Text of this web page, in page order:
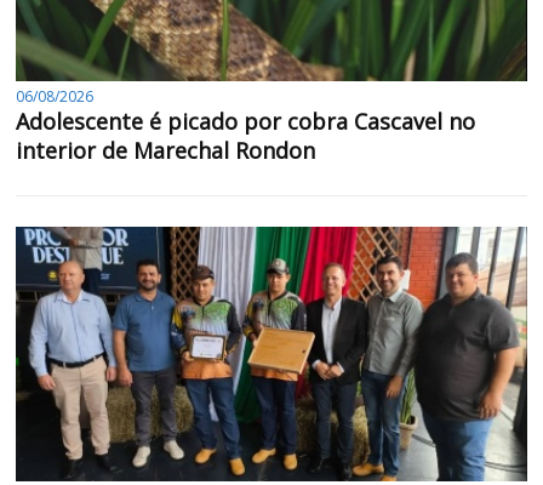
06/08/2026
Adolescente é picado por cobra Cascavel no
interior de Marechal Rondon